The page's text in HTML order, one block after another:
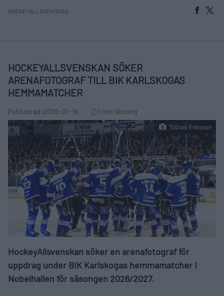
HOCKEYALLSVENSKAN
HOCKEYALLSVENSKAN SÖKER
ARENAFOTOGRAF TILL BIK KARLSKOGAS
HEMMAMATCHER
Publicerad:2026-07-16 1 min läsning
Tobias Eriksson
HockeyAllsvenskan söker en arenafotograf för
uppdrag under BIK Karlskogas hemmamatcher i
Nobelhallen för säsongen 2026/2027.